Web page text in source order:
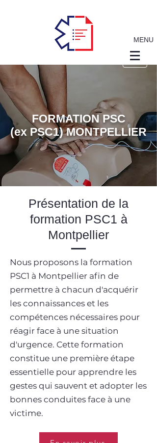
MENU
FORMATION PSC
(ex PSC1) MONTPELLIER
Présentation de la
formation PSC1 à
Montpellier
Nous proposons la formation
PSC1 à Montpellier afin de
permettre à chacun d'acquérir
les connaissances et les
compétences nécessaires pour
réagir face à une situation
d'urgence. Cette formation
constitue une première étape
essentielle pour apprendre les
gestes qui sauvent et adopter les
bonnes conduites face à une
victime.